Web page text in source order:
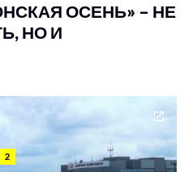
ОСЕНЬ» – НЕ
НО И
2